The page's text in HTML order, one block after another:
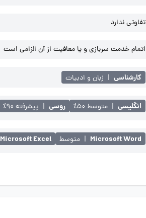
تفاوتی ندارد
اتمام خدمت سربازی و یا معافیت از آن الزامی است
کارشناسی | زبان و ادبیات
انگلیسی | متوسط ۵۰٪ روسی | پیشرفته ۹۰٪
Microsoft Word
| متوسط Microsoft Excel